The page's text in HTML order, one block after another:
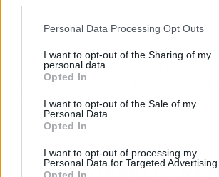
Personal Data Processing Opt Outs
I want to opt-out of the Sharing of my
personal data.
Opted In
I want to opt-out of the Sale of my
Personal Data.
Opted In
I want to opt-out of processing my
Personal Data for Targeted Advertising.
De momento, Calama ha
Económica y Fiscal de la Policía,
la cadena de custodia. Los
probablemente incluirán esa
pericial y, si el juez lo estima,
comparecencias.